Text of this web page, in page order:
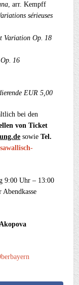
, arr. Kempff
sérieuses
Variation Op. 18
16
EUR 5,00
bei den
von Ticket
sowieTel.
9:00 Uhr – 13:00